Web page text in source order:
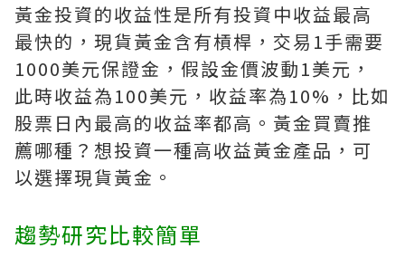
黃金投資的收益性是所有投資中收益最高
最快的，現貨黃金含有槓桿，交易1手需要
1000美元保證金，假設金價波動1美元，
此時收益為100美元，收益率為10%，比如
股票日內最高的收益率都高。黃金買賣推
薦哪種？想投資一種高收益黃金產品，可
以選擇現貨黃金。
趨勢研究比較簡單